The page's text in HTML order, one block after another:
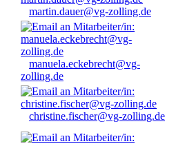
martin.dauer@vg-zolling.de
manuela.eckebrecht@vg-
zolling.de
christine.fischer@vg-zolling.de